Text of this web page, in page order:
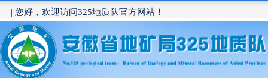
|| 您好，欢迎访问325地质队官方网站！